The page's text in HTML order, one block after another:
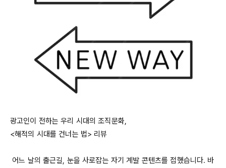
광고인이 전하는 우리 시대의 조직문화,
<해적의 시대를 건너는 법> 리뷰